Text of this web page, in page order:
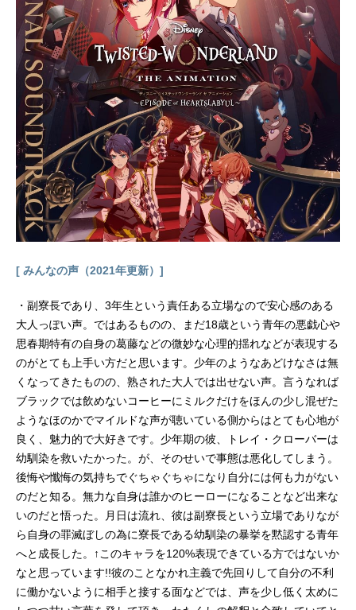
[ みんなの声（2021年更新）]
・副寮長であり、3年生という責任ある立場なので安心感のある
大人っぽい声。ではあるものの、まだ18歳という青年の悪戯心や
思春期特有の自身の葛藤などの微妙な心理的揺れなどが表現する
のがとても上手い方だと思います。少年のようなあどけなさは無
くなってきたものの、熟された大人では出せない声。言うなれば
ブラックでは飲めないコーヒーにミルクだけをほんの少し混ぜた
ようなほのかでマイルドな声が聴いている側からはとても心地が
良く、魅力的で大好きです。少年期の彼、トレイ・クローバーは
幼馴染を救いたかった。が、そのせいで事態は悪化してしまう。
後悔や懺悔の気持ちでぐちゃぐちゃになり自分には何も力がない
のだと知る。無力な自身は誰かのヒーローになることなど出来な
いのだと悟った。月日は流れ、彼は副寮長という立場でありなが
ら自身の罪滅ぼしの為に寮長である幼馴染の暴挙を黙認する青年
へと成長した。↑このキャラを120%表現できている方ではないか
なと思っています!!彼のことなかれ主義で先回りして自分の不利
に働かないように相手と接する面などでは、声を少し低く太めに